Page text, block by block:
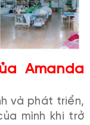
Amanda
và phát triển,
mình khi trở